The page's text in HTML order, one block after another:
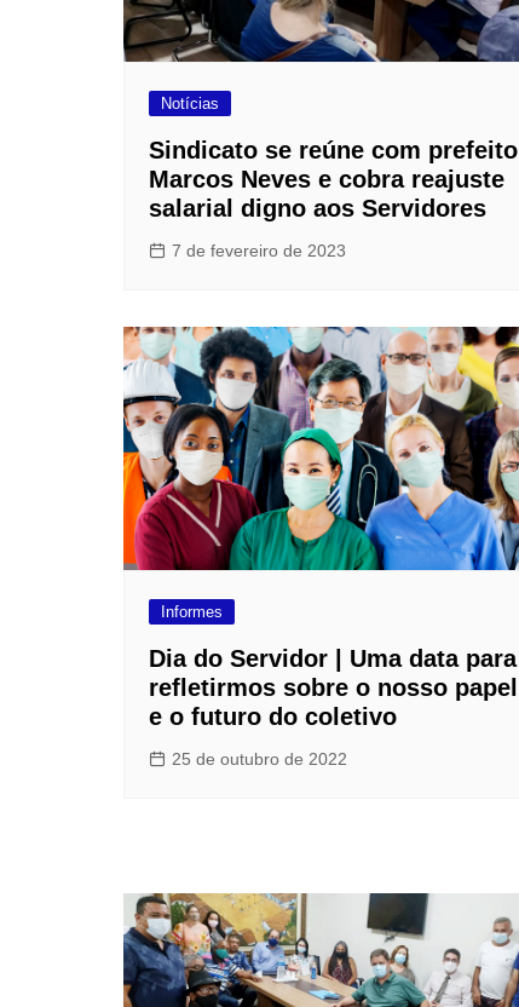
Notícias
Sindicato se reúne com prefeito
Marcos Neves e cobra reajuste
salarial digno aos Servidores
7 de fevereiro de 2023
Informes
Dia do Servidor | Uma data para
refletirmos sobre o nosso papel
e o futuro do coletivo
25 de outubro de 2022